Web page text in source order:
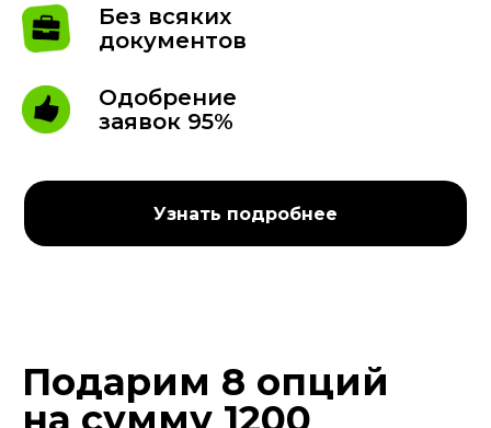
Без всяких
документов
Одобрение
заявок 95%
Узнать подробнее
Подарим 8 опций